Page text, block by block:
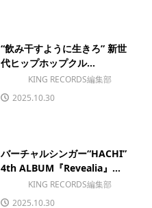
“飲み干すように生きろ” 新世
代ヒップホップクル...
KING RECORDS編集部
2025.10.30
バーチャルシンガー“HACHI”
4th ALBUM『Revealia』...
KING RECORDS編集部
2025.10.30